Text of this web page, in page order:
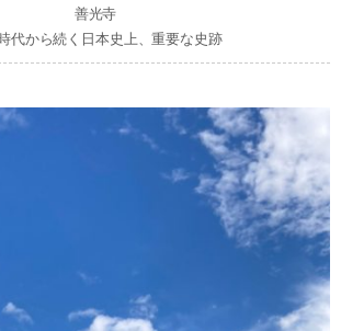
善光寺
代から続く日本史上、重要な史跡